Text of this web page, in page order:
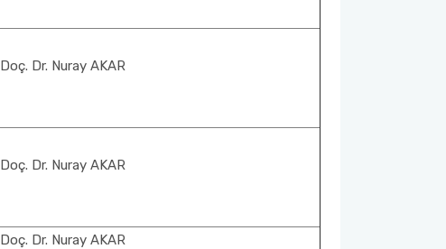
Doç. Dr. Nuray AKAR
Doç. Dr. Nuray AKAR
Doç. Dr. Nuray AKAR